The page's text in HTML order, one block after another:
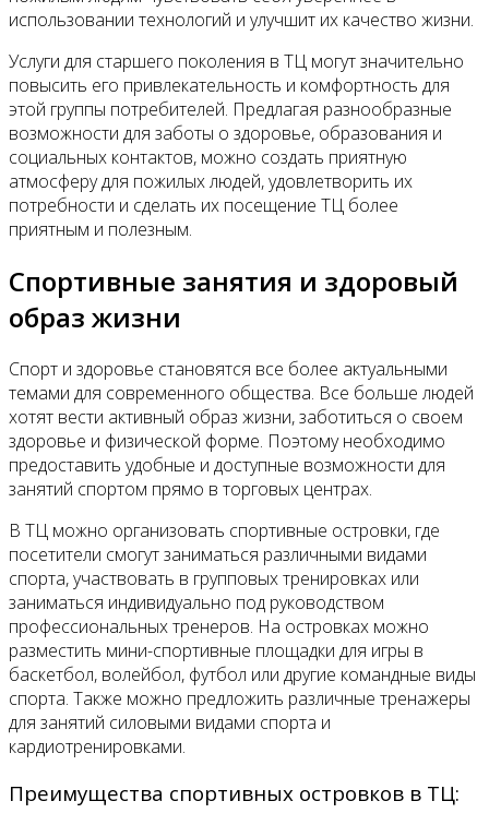
использовании технологий и улучшит их качество жизни.
Услуги для старшего поколения в ТЦ могут значительно
повысить его привлекательность и комфортность для
этой группы потребителей. Предлагая разнообразные
возможности для заботы о здоровье, образования и
социальных контактов, можно создать приятную
атмосферу для пожилых людей, удовлетворить их
потребности и сделать их посещение ТЦ более
приятным и полезным.
Спортивные занятия и здоровый
образ жизни
Спорт и здоровье становятся все более актуальными
темами для современного общества. Все больше людей
хотят вести активный образ жизни, заботиться о своем
здоровье и физической форме. Поэтому необходимо
предоставить удобные и доступные возможности для
занятий спортом прямо в торговых центрах.
В ТЦ можно организовать спортивные островки, где
посетители смогут заниматься различными видами
спорта, участвовать в групповых тренировках или
заниматься индивидуально под руководством
профессиональных тренеров. На островках можно
разместить мини-спортивные площадки для игры в
баскетбол, волейбол, футбол или другие командные виды
спорта. Также можно предложить различные тренажеры
для занятий силовыми видами спорта и
кардиотренировками.
Преимущества спортивных островков в ТЦ: